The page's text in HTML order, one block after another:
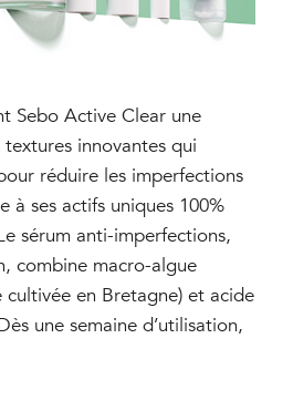
Sebo Active Clear une
innovantes qui
réduire les imperfections
à ses actifs uniques 100%
sérum anti-imperfections,
combine macro-algue
en Bretagne) et acide
une semaine d’utilisation,